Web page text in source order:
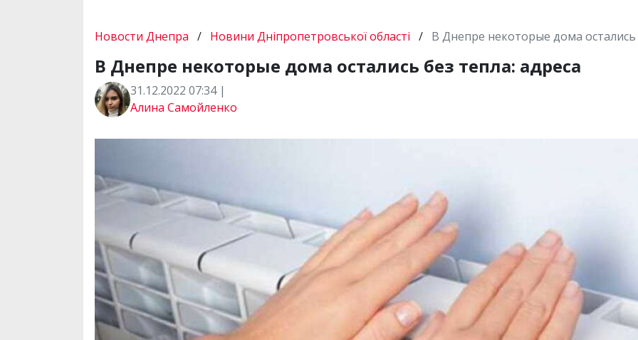
Новости Днепра / Новини Дніпропетровської області / В Днепре некоторые дома остались
В Днепре некоторые дома остались без тепла: адреса
31.12.2022 07:34 |
Алина Самойленко